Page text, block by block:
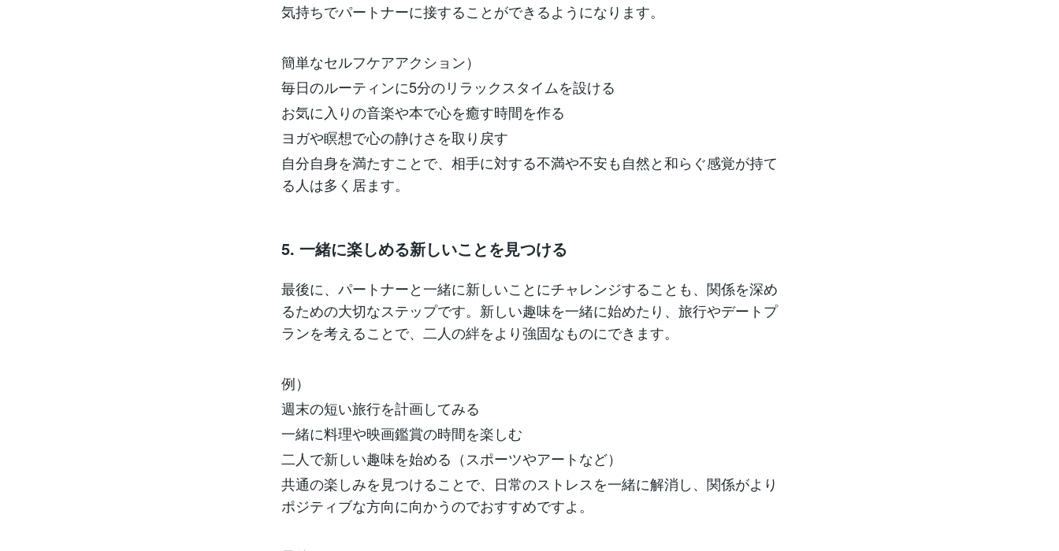
気持ちでパートナーに接することができるようになります。
簡単なセルフケアアクション）
毎日のルーティンに5分のリラックスタイムを設ける
お気に入りの音楽や本で心を癒す時間を作る
ヨガや瞑想で心の静けさを取り戻す
自分自身を満たすことで、相手に対する不満や不安も自然と和らぐ感覚が持て
る人は多く居ます。
5. 一緒に楽しめる新しいことを見つける
最後に、パートナーと一緒に新しいことにチャレンジすることも、関係を深め
るための大切なステップです。新しい趣味を一緒に始めたり、旅行やデートプ
ランを考えることで、二人の絆をより強固なものにできます。
例）
週末の短い旅行を計画してみる
一緒に料理や映画鑑賞の時間を楽しむ
二人で新しい趣味を始める（スポーツやアートなど）
共通の楽しみを見つけることで、日常のストレスを一緒に解消し、関係がより
ポジティブな方向に向かうのでおすすめですよ。